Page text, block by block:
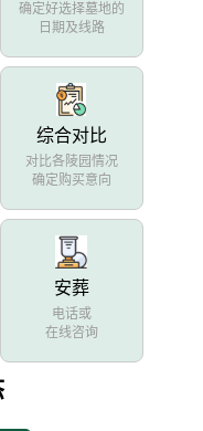
确定好选择墓地的
日期及线路
综合对比
对比各陵园情况
确定购买意向
安葬
电话或
在线咨询